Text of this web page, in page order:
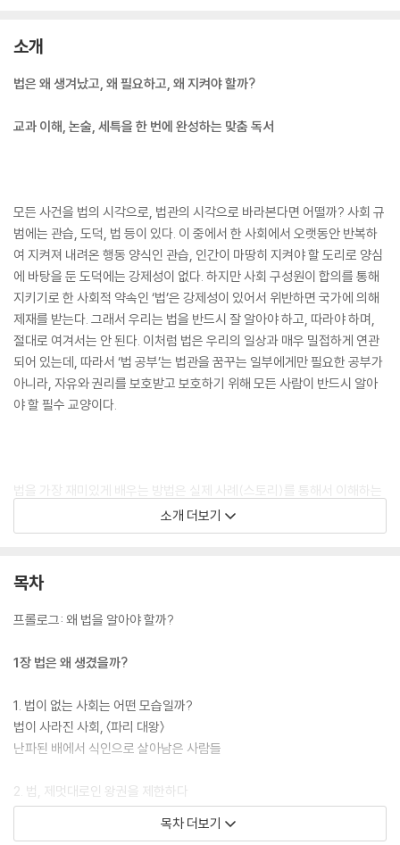
소개
법은 왜 생겨났고, 왜 필요하고, 왜 지켜야 할까?
교과 이해, 논술, 세특을 한 번에 완성하는 맞춤 독서
모든 사건을 법의 시각으로, 법관의 시각으로 바라본다면 어떨까? 사회 규
범에는 관습, 도덕, 법 등이 있다. 이 중에서 한 사회에서 오랫동안 반복하
여 지켜져 내려온 행동 양식인 관습, 인간이 마땅히 지켜야 할 도리로 양심
에 바탕을 둔 도덕에는 강제성이 없다. 하지만 사회 구성원이 합의를 통해
지키기로 한 사회적 약속인 ‘법’은 강제성이 있어서 위반하면 국가에 의해
제재를 받는다. 그래서 우리는 법을 반드시 잘 알아야 하고, 따라야 하며,
절대로 여겨서는 안 된다. 이처럼 법은 우리의 일상과 매우 밀접하게 연관
되어 있는데, 따라서 ‘법 공부’는 법관을 꿈꾸는 일부에게만 필요한 공부가
아니라, 자유와 권리를 보호받고 보호하기 위해 모든 사람이 반드시 알아
야 할 필수 교양이다.
법을 가장 재미있게 배우는 방법은 실제 사례(스토리)를 통해서 이해하는
것이다. 이 책은 법관인 아빠와 중학생 딸이(현재 사회교사) 영화, 소설, 주
요 사건들을 이야기 나누며 ‘법이 왜 생겨났고, 왜 필요하며, 왜 지켜야 하
위한 법 지식 정보가 담겼을 뿐만 아니라, ‘법관이 지켜야 할 자세’, ‘다수의
담아, 이 책 한 권만 읽어도 내신, 논술, 세특 준비를 한 번에 할 수 있다는
어렵게 느낄 만한 법 용어, 판례, 헌법에 보장된 권리 등을 쉽고 재미있게
소개 더보기
목차
프롤로그: 왜 법을 알아야 할까?
1장 법은 왜 생겼을까?
1. 법이 없는 사회는 어떤 모습일까?
법이 사라진 사회, 〈파리 대왕〉
난파된 배에서 식인으로 살아남은 사람들
2. 법, 제멋대로인 왕권을 제한하다
로빈 후드, 존 왕과 마그나 카르타
시민혁명이 일어나다: 영국 명예혁명, 미국 독립혁명, 프랑스 대혁명
목차 더보기